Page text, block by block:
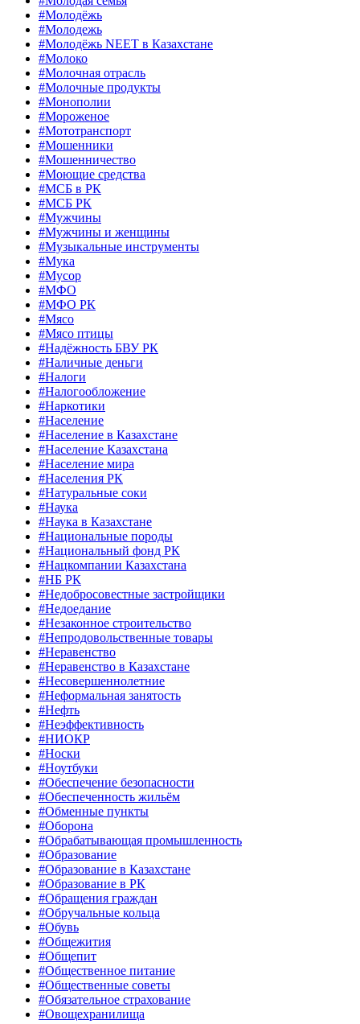
#Молодёжь
#Молодежь
#Молодёжь NEET в Казахстане
#Молоко
#Молочная отрасль
#Молочные продукты
#Монополии
#Мороженое
#Мототранспорт
#Мошенники
#Мошенничество
#Моющие средства
#МСБ в РК
#МСБ РК
#Мужчины
#Мужчины и женщины
#Музыкальные инструменты
#Мука
#Мусор
#МФО
#МФО РК
#Мясо
#Мясо птицы
#Надёжность БВУ РК
#Наличные деньги
#Налоги
#Налогообложение
#Наркотики
#Население
#Население в Казахстане
#Население Казахстана
#Население мира
#Населения РК
#Натуральные соки
#Наука
#Наука в Казахстане
#Национальные породы
#Национальный фонд РК
#Нацкомпании Казахстана
#НБ РК
#Недобросовестные застройщики
#Недоедание
#Незаконное строительство
#Непродовольственные товары
#Неравенство
#Неравенство в Казахстане
#Несовершеннолетние
#Неформальная занятость
#Нефть
#Неэффективность
#НИОКР
#Носки
#Ноутбуки
#Обеспечение безопасности
#Обеспеченность жильём
#Обменные пункты
#Оборона
#Обрабатывающая промышленность
#Образование
#Образование в Казахстане
#Образование в РК
#Обращения граждан
#Обручальные кольца
#Обувь
#Общежития
#Общепит
#Общественное питание
#Общественные советы
#Обязательное страхование
#Овощехранилища